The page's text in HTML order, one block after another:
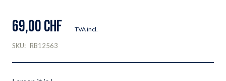
69,00 CHF TVA incl.
SKU: RB12563